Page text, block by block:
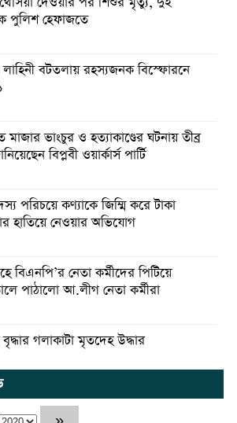
পুলিশ হেফাজতে
লাহিনী বটতলায় রহস্যজনক বিস্ফোরনে
মাজার ভাংচুর ও হত্যাকাণ্ডের ঘটনায় তীব্র
বিপ্লবী ওয়ার্কার্স পার্টি
পরিচয়ে কণ্যাকে জিম্মি করে টাকা
হাতিয়ে নেওয়ার অভিযোগ
বিএনপি’র নেতা কর্মীদের পিটিয়ে
পাঠালো আ.লীগ নেতা কর্মীরা
বৃদ্ধার গলাকাটা মৃতদেহ উদ্ধার